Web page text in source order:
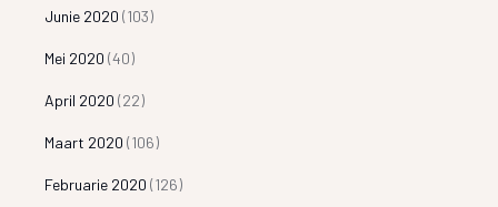
Junie 2020 (103)
Mei 2020 (40)
April 2020 (22)
Maart 2020 (106)
Februarie 2020 (126)